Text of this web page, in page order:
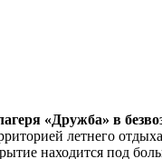
«Дружба» в
летнего
находится под